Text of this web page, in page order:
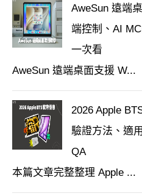
AweSun 遠端
端控制、AI
一次看
AweSun 遠端桌面支援 W...
2026 Apple
驗證方法、適
QA
本篇文章完整整理 Apple ...